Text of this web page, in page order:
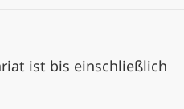
ist bis einschließlich